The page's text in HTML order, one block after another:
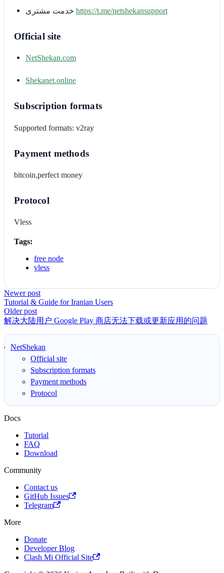
https://t.me/netshekansupport
Official site
NetShekan.com
Shekanet.online
Subscription formats
Supported formats: v2ray
Payment methods
bitcoin,perfect money
Protocol
Vless
Tags:
free node
vless
Newer post
Tutorial & Guide for Iranian Users
Older post
解决大陆用户 Google Play 商店无法下载或更新应用的问题
NetShekan
Official site
Subscription formats
Payment methods
Protocol
Docs
Tutorial
FAQ
Download
Community
Contact us
GitHub Issues
Telegram
More
Donate
Developer Blog
Clash Mi Official Site